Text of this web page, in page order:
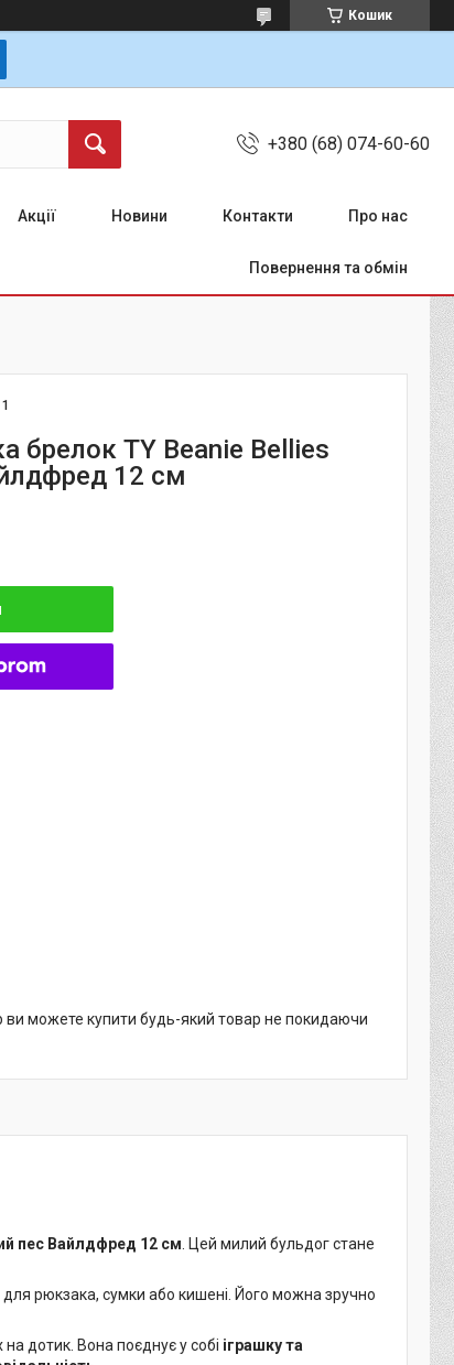
Кошик
+380 (68) 074-60-60
Акції Новини Контакти Про нас
Повернення та обмін
брелок TY Beanie Bellies
12 см
ви можете купити будь-який товар не покидаючи
пес Вайлдфред 12 см. Цей милий бульдог стане
рюкзака, сумки або кишені. Його можна зручно
дотик. Вона поєднує у собі іграшку та